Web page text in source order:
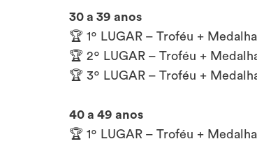
30 a 39 anos
🏆 1º LUGAR – Troféu +
🏆 2º LUGAR – Troféu +
🏆 3º LUGAR – Troféu +
40 a 49 anos
🏆 1º LUGAR – Troféu +